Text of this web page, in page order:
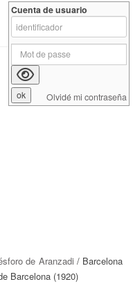
de Aranzadi / Barcelona
Barcelona (1920)
Cuenta de usuario
Olvidé mi contraseña